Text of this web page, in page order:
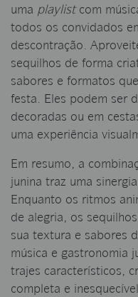
uma playlistcom
todos os convidados
descontração.
sequilhos de forma
sabores e formatos
festa. Eles podem ser
decoradas ou em
uma experiência
Em resumo, a
junina traz uma
Enquanto os ritmos
de alegria, os
sua textura e sabores
música e gastronomia
trajes característicos,
completa e